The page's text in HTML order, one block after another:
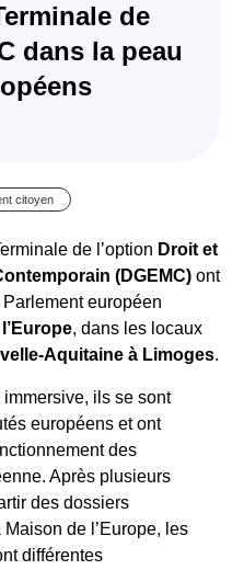
de
dans la peau
citoyen
de l’option Droit et
(DGEMC) ont
européen
, dans les locaux
Aquitaine à Limoges.
ils se sont
européens et ont
des
Après plusieurs
des dossiers
de l’Europe, les
différentes